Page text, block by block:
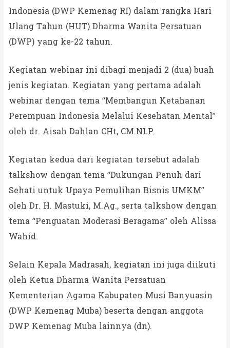
Indonesia (DWP Kemenag RI) dalam rangka Hari
Ulang Tahun (HUT) Dharma Wanita Persatuan
(DWP) yang ke-22 tahun.
Kegiatan webinar ini dibagi menjadi 2 (dua) buah
jenis kegiatan. Kegiatan yang pertama adalah
webinar dengan tema “Membangun Ketahanan
Perempuan Indonesia Melalui Kesehatan Mental”
oleh dr. Aisah Dahlan CHt, CM.NLP.
Kegiatan kedua dari kegiatan tersebut adalah
talkshow dengan tema “Dukungan Penuh dari
Sehati untuk Upaya Pemulihan Bisnis UMKM”
oleh Dr. H. Mastuki, M.Ag., serta talkshow dengan
tema “Penguatan Moderasi Beragama” oleh Alissa
Wahid.
Selain Kepala Madrasah, kegiatan ini juga diikuti
oleh Ketua Dharma Wanita Persatuan
Kementerian Agama Kabupaten Musi Banyuasin
(DWP Kemenag Muba) beserta dengan anggota
DWP Kemenag Muba lainnya (dn).